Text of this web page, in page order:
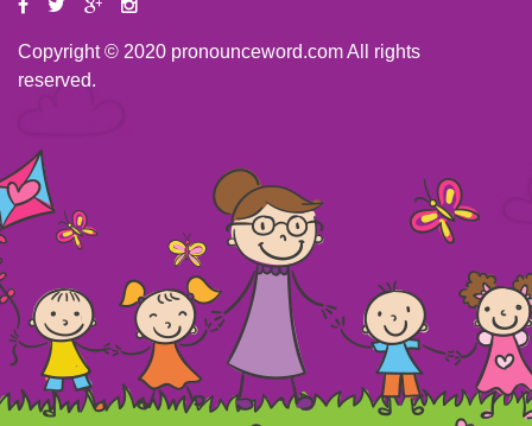
Copyright © 2020 pronounceword.com All rights
reserved.